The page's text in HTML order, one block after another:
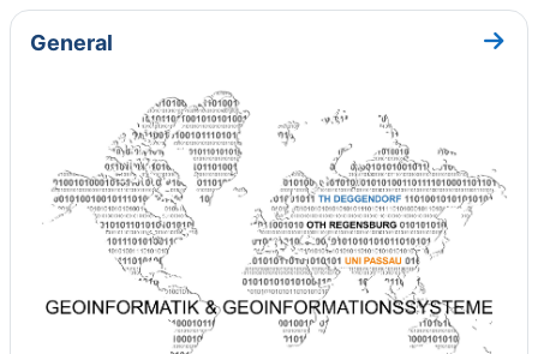
Section outline
General Go